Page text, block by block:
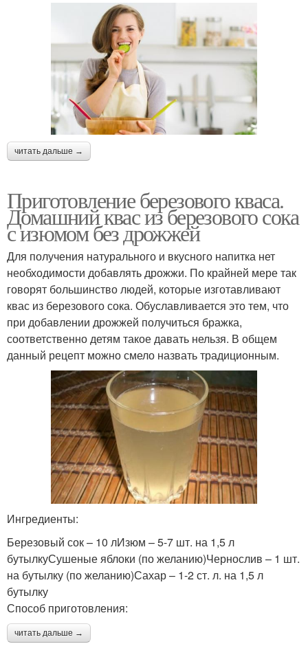
читать дальше →
Приготовление березового кваса.
Домашний квас из березового сока
с изюмом без дрожжей
Для получения натурального и вкусного напитка нет
необходимости добавлять дрожжи. По крайней мере так
говорят большинство людей, которые изготавливают
квас из березового сока. Обуславливается это тем, что
при добавлении дрожжей получиться бражка,
соответственно детям такое давать нельзя. В общем
данный рецепт можно смело назвать традиционным.
Ингредиенты:
Березовый сок – 10 лИзюм – 5-7 шт. на 1,5 л
бутылкуСушеные яблоки (по желанию)Чернослив – 1 шт.
на бутылку (по желанию)Сахар – 1-2 ст. л. на 1,5 л
бутылку
Способ приготовления:
читать дальше →